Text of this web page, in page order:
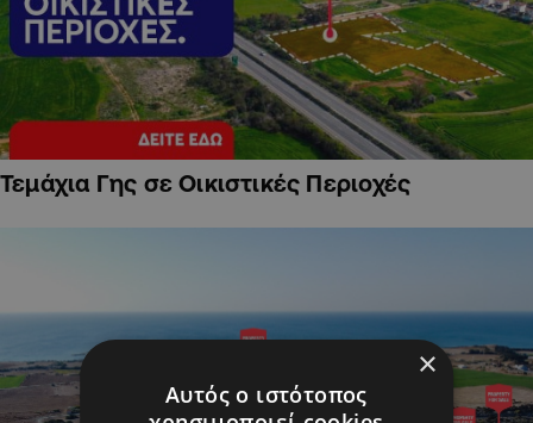
Τεμάχια Γης σε Οικιστικές Περιοχές
×
Αυτός ο ιστότοπος